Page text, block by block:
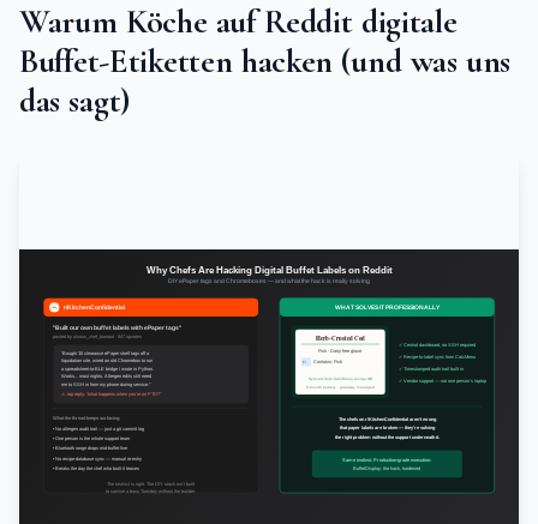
Warum Köche auf Reddit digitale
Buffet-Etiketten hacken (und was uns
das sagt)